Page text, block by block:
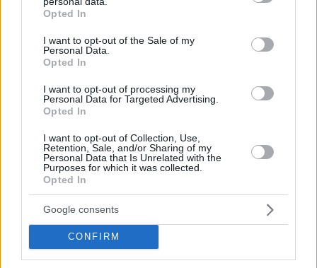
grant or deny consent to Google and its third-party tags to
use your data for below specified purposes in below Google
consent section.
Opted In
I want to opt-out of the Sale of my
Personal Data.
Opted In
I want to opt-out of processing my
Personal Data for Targeted Advertising.
Opted In
I want to opt-out of Collection, Use,
Retention, Sale, and/or Sharing of my
Personal Data that Is Unrelated with the
Purposes for which it was collected.
Opted In
Google consents
CONFIRM
ενός έτους γιο της
πριν 7 λεπτά
ομοσπονδίες κατά Ινφαντίνο: «Έβαλε τον εαυτό του
πάνω από το σύνολο»
πριν 9 λεπτά
Κυκλοφοριακές ρυθμίσεις στην Ποσειδώνος, στο ύψος
της Γλυφάδας
Φωτιά στο Κοκκινόχωμα Καβάλας, σηκώθηκαν τρία
εναέρια, δείτε βίντεο και φωτογραφίες
πριν 22 λεπτά
Ινδή ηθοποιός δέχτηκε επίθεση από θαυμάστριά της: Τη
φίλησε ξαφνικά στο στόμα στο κόκκινο χαλί, δείτε το